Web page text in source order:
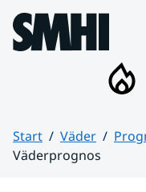
Hoppa till sidans innehåll
Start Väder
Väderprognos